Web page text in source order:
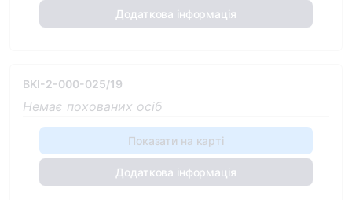
Додаткова інформація
BKI-2-000-025/19
Немає похованих осіб
Показати на карті
Додаткова інформація